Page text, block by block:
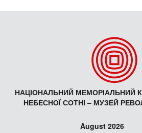
НАЦІОНАЛЬНИЙ МЕМОРІАЛЬНИЙ
НЕБЕСНОЇ СОТНІ – МУЗЕЙ
August 2026